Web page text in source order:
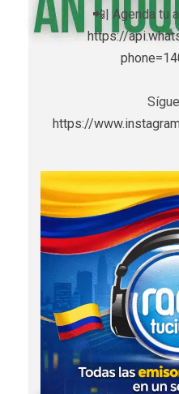
📲| Agenda tu
https://
https://